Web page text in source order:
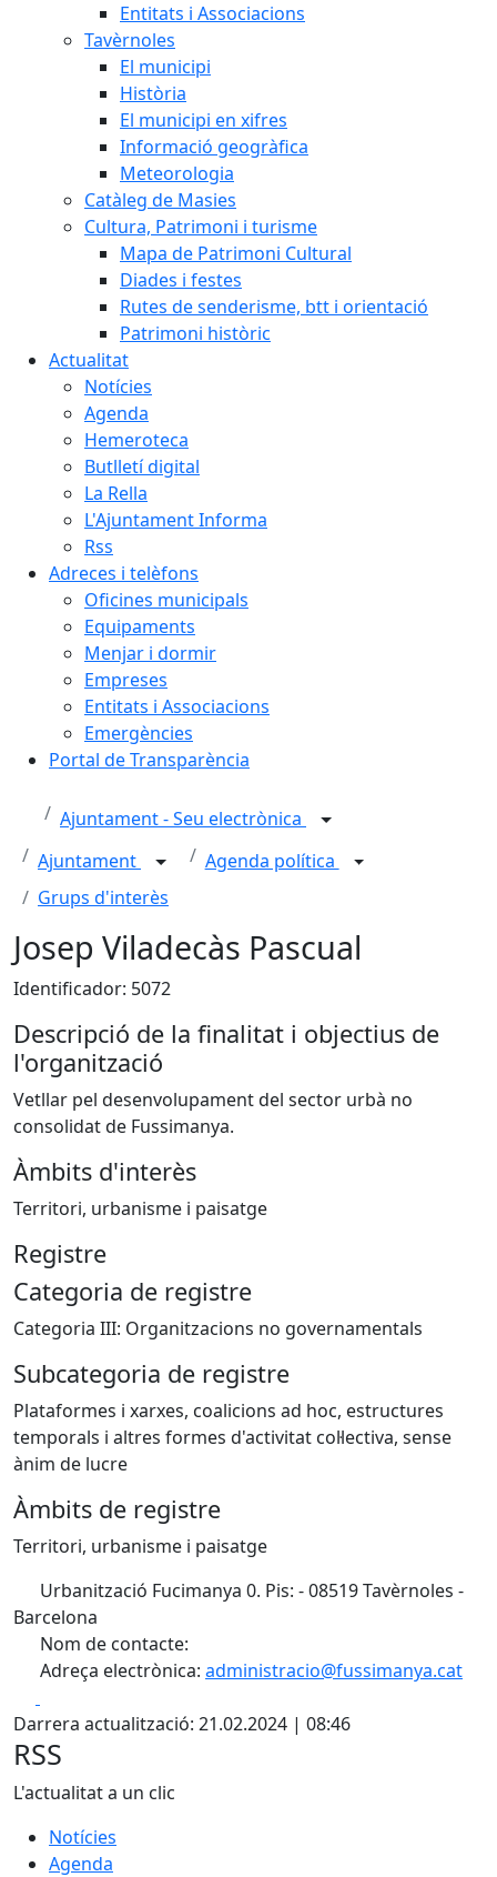
Entitats i Associacions
Tavèrnoles
El municipi
Història
El municipi en xifres
Informació geogràfica
Meteorologia
Catàleg de Masies
Cultura, Patrimoni i turisme
Mapa de Patrimoni Cultural
Diades i festes
Rutes de senderisme, btt i orientació
Patrimoni històric
Actualitat
Notícies
Agenda
Hemeroteca
Butlletí digital
La Rella
L'Ajuntament Informa
Rss
Adreces i telèfons
Oficines municipals
Equipaments
Menjar i dormir
Empreses
Entitats i Associacions
Emergències
Portal de Transparència
Ajuntament - Seu electrònica
Ajuntament
Agenda política
Grups d'interès
Josep Viladecàs Pascual
Identificador: 5072
Descripció de la finalitat i objectius de
l'organització
Vetllar pel desenvolupament del sector urbà no
consolidat de Fussimanya.
Àmbits d'interès
Territori, urbanisme i paisatge
Registre
Categoria de registre
Categoria III: Organitzacions no governamentals
Subcategoria de registre
Plataformes i xarxes, coalicions ad hoc, estructures
temporals i altres formes d'activitat col·lectiva, sense
ànim de lucre
Àmbits de registre
Territori, urbanisme i paisatge
Urbanització Fucimanya 0. Pis: - 08519 Tavèrnoles -
Barcelona
Nom de contacte:
Adreça electrònica: administracio@fussimanya.cat
Darrera actualització: 21.02.2024 | 08:46
RSS
L'actualitat a un clic
Notícies
Agenda